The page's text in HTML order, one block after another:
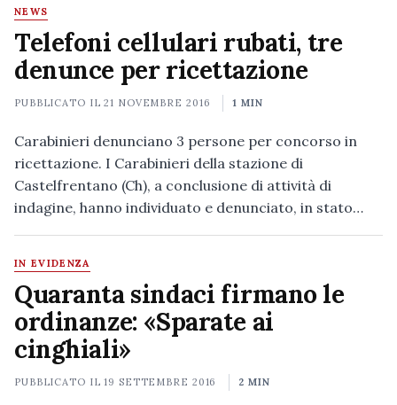
NEWS
Telefoni cellulari rubati, tre
denunce per ricettazione
PUBBLICATO IL21 NOVEMBRE 2016 1 MIN
Carabinieri denunciano 3 persone per concorso in
ricettazione. I Carabinieri della stazione di
Castelfrentano (Ch), a conclusione di attività di
indagine, hanno individuato e denunciato, in stato…
IN EVIDENZA
Quaranta sindaci firmano le
ordinanze: «Sparate ai
cinghiali»
PUBBLICATO IL19 SETTEMBRE 2016 2 MIN